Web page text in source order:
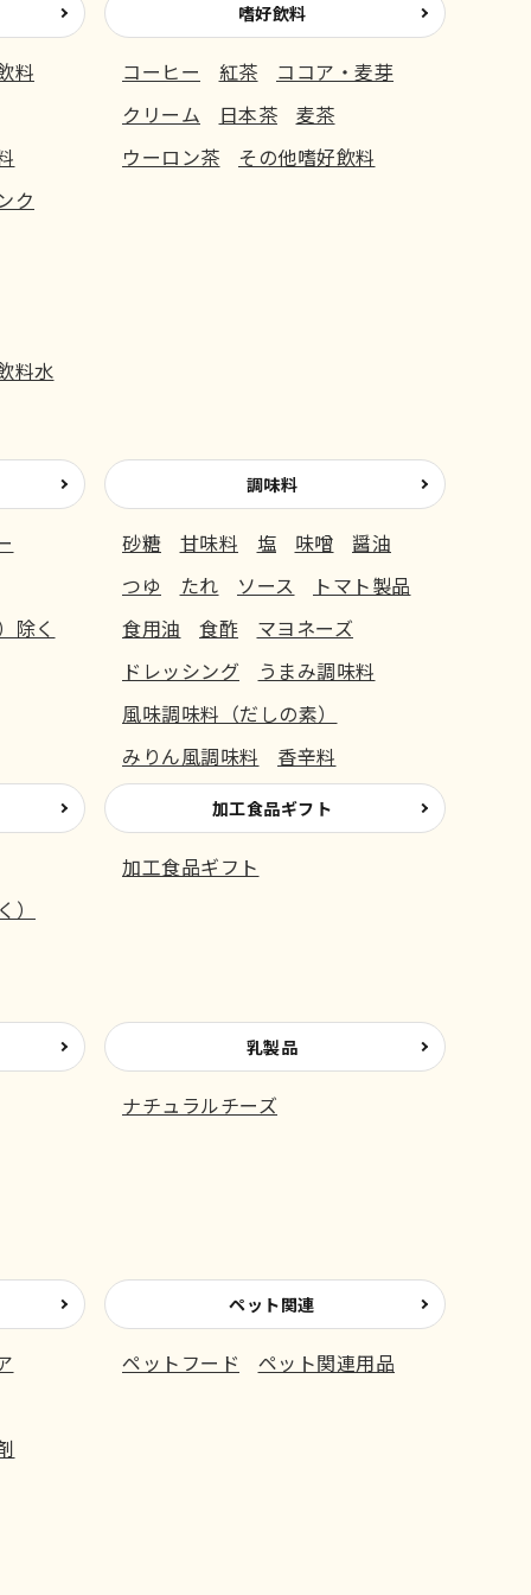
料
ク
料水
嗜好飲料
コーヒー 紅茶
ココア・麦芽
クリーム
日本茶
麦茶
ウーロン茶
その他嗜好飲料
除く
調味料
砂糖 甘味料 塩 味噌
醤油
つゆ
たれ ソース
トマト製品
食用油
食酢
マヨネーズ
ドレッシング
うまみ調味料
風味調味料（だしの素）
みりん風調味料
香辛料
加工食品ギフト
加工食品ギフト
乳製品
ナチュラルチーズ
ペット関連
ペットフード ペット関連用品